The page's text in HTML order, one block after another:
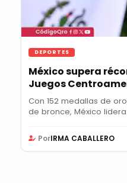
DEPORTES
México supera
Juegos
Con 152 medallas de
de bronce, México
PorIRMA CABALLERO